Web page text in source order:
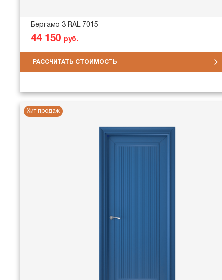
Бергамо 3 RAL 7015
44 150 руб.
РАССЧИТАТЬ СТОИМОСТЬ
Хит продаж